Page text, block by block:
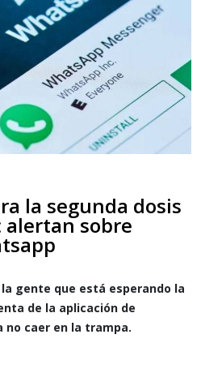
la segunda dosis
alertan sobre
gente que está esperando la
de la aplicación de
no caer en la trampa.